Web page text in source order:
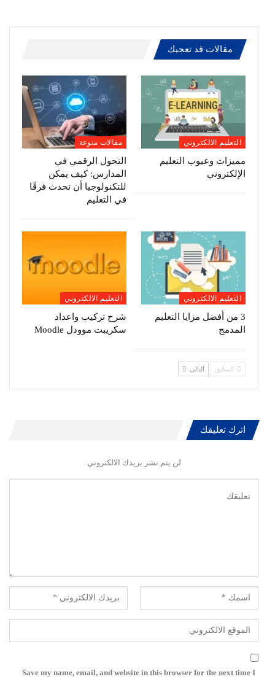
مقالات قد تعجبك
التعليم الالكتروني
مميزات وعيوب التعليم
الإلكتروني
مقالات منوعة
التحول الرقمي في
المدارس: كيف يمكن
للتكنولوجيا أن تحدث فرقًا
في التعليم
التعليم الالكتروني
3 من أفضل مزايا التعليم
المدمج
التعليم الالكتروني
شرح تركيب واعداد
سكريبت موودل Moodle
السابق التالي
اترك تعليقك
لن يتم نشر بريدك الالكتروني
Save my name, email, and website in this browser for the next time I